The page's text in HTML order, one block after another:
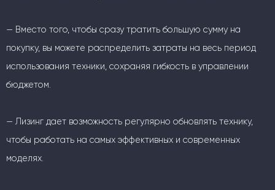
— Вместо того, чтобы сразу тратить большую сумму на
покупку, вы можете распределить затраты на весь период
использования техники, сохраняя гибкость в управлении
бюджетом.
— Лизинг дает возможность регулярно обновлять технику,
чтобы работать на самых эффективных и современных
моделях.